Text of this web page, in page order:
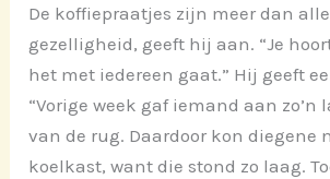
De koffiepraatjes zijn meer dan
gezelligheid, geeft hij aan. “Je
het met iedereen gaat.” Hij geeft
“Vorige week gaf iemand aan zo’n
van de rug. Daardoor kon diegene
koelkast, want die stond zo laag.